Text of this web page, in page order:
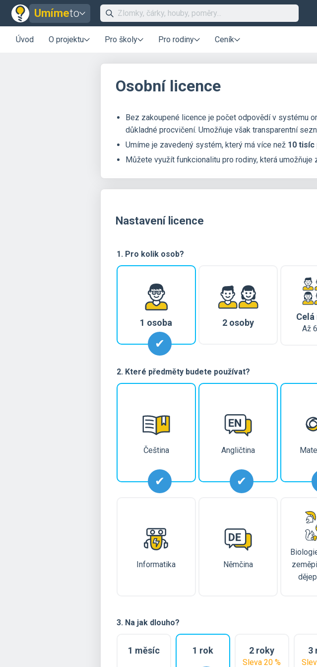
Umímeto
Úvod O projektu Pro školy Pro rodiny Ceník
Osobní licence
Bez zakoupené licence je počet odpovědí v systému
důkladné procvičení. Umožňuje však transparentní
Umíme je zavedený systém, který má více než 10 tisíc
Můžete využít funkcionalitu pro rodiny, která
Nastavení licence
1. Pro kolik osob?
1 osoba 2 osoby
Až
2. Které předměty budete používat?
Čeština Angličtina
Informatika Němčina
3. Na jak dlouho?
1 měsíc 1 rok 2 roky
Sleva 20 %
3